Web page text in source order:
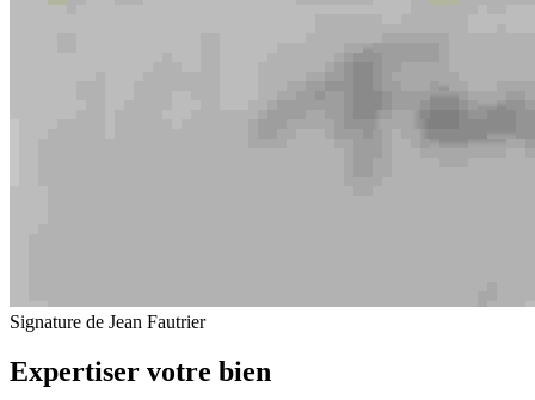
Signature de Jean Fautrier
Expertiser votre bien